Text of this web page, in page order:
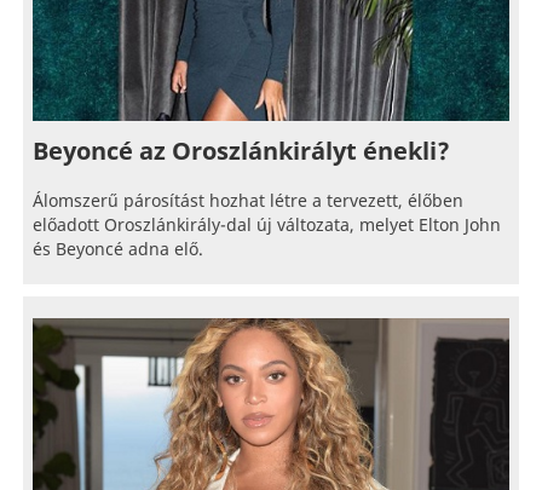
Beyoncé az Oroszlánkirályt énekli?
Álomszerű párosítást hozhat létre a tervezett, élőben
előadott Oroszlánkirály-dal új változata, melyet Elton John
és Beyoncé adna elő.